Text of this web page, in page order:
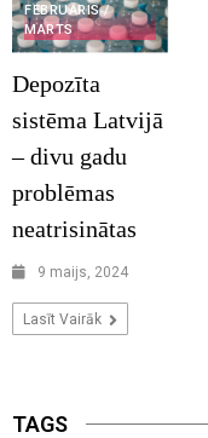
FEBRUĀRIS /
MARTS
Depozīta
sistēma Latvijā
– divu gadu
problēmas
neatrisinātas
9 maijs, 2024
Lasīt Vairāk
TAGS